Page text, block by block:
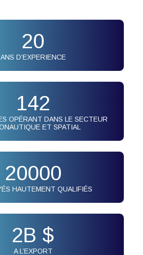
20
ANS D’EXPERIENCE
142
OPÉRANT DANS LE SECTEUR
ET SPATIAL
20000
HAUTEMENT QUALIFIÉS
2B $
A L’EXPORT